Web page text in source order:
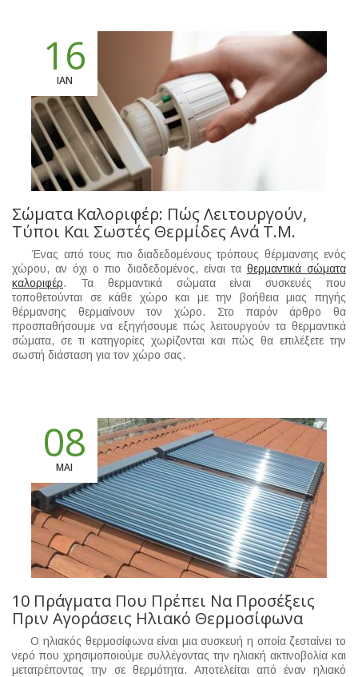
16
ΙΑΝ
Σώματα Καλοριφέρ: Πώς Λειτουργούν,
Τύποι Και Σωστές Θερμίδες Ανά Τ.μ.
Ένας από τους πιο διαδεδομένους τρόπους θέρμανσης ενός
χώρου, αν όχι ο πιο διαδεδομένος, είναι τα θερμαντικά σώματα
καλοριφέρ. Τα θερμαντικά σώματα είναι συσκευές που
τοποθετούνται σε κάθε χώρο και με την βοήθεια μιας πηγής
θέρμανσης θερμαίνουν τον χώρο. Στο παρόν άρθρο θα
προσπαθήσουμε να εξηγήσουμε πώς λειτουργούν τα θερμαντικά
σώματα, σε τι κατηγορίες χωρίζονται και πώς θα επιλέξετε την
σωστή διάσταση για τον χώρο σας.
08
ΜΑΙ
10 Πράγματα Που Πρέπει Να Προσέξεις
Πριν Αγοράσεις Ηλιακό Θερμοσίφωνα
Ο ηλιακός θερμοσίφωνα είναι μια συσκευή η οποία ζεσταίνει το
νερό που χρησιμοποιούμε συλλέγοντας την ηλιακή ακτινοβολία και
μετατρέποντας την σε θερμότητα. Αποτελείται από έναν ηλιακό